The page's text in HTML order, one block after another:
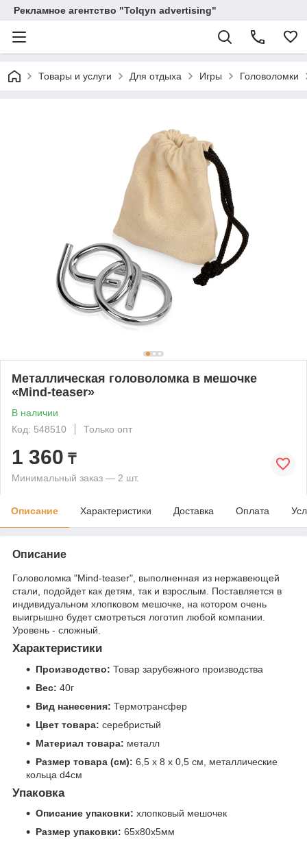
Рекламное агентство "Tolqyn advertising"
Товары и услуги Для отдыха Игры Головоломки
Металлическая головоломка в мешочке
«Mind-teaser»
В наличии
Код: 548510
Только опт
1 360 ₸
Минимальный заказ — 2 шт.
Описание Характеристики Доставка Оплата
Описание
Головоломка "Mind-teaser", выполненная из нержавеющей
стали, подойдет как детям, так и взрослым. Поставляется в
индивидуальном хлопковом мешочке, на котором очень
выигрышно будет смотреться логотип любой компании.
Уровень - сложный.
Характеристики
Производство: Товар зарубежного производства
Вес: 40г
Вид нанесения: Термотрансфер
Цвет товара: серебристый
Материал товара: металл
Размер товара (см): 6,5 х 8 х 0,5 см, металлические
кольца d4см
Упаковка
Описание упаковки: хлопковый мешочек
Размер упаковки: 65x80x5мм